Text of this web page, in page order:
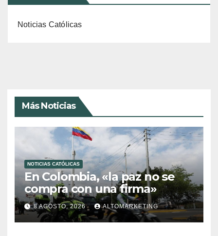
Noticias Católicas
Más Noticias
NOTICIAS CATÓLICAS
En Colombia, «la paz no se
compra con una firma»
8 AGOSTO, 2026 ALTOMARKETING